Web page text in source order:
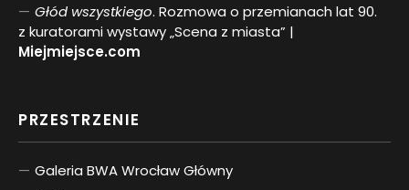
Głód wszystkiego. Rozmowa o przemianach lat 90.
z kuratorami wystawy „Scena z miasta” |
Miejmiejsce.com
PRZESTRZENIE
Galeria BWA Wrocław Główny